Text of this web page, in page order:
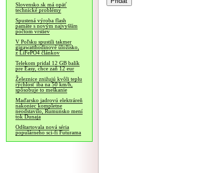
Slovensko.sk má opäť
technické problémy
Spustená výroba flash
pamäte s novým najvyšším
počtom vrstiev
V Poľsku spustili takmer
gigawatthodinové úložisko,
z LiFePO4 článkov
Telekom pridal 12 GB balík
pre Easy, chce zaň 12 eur
Železnice znižujú kvôli teplu
rýchlosť iba na 50 km/h,
spôsobuje to meškanie
Maďarsko jadrovú elektráreň
nakoniec kompletne
neodstavilo, Rumunsko mení
tok Dunaja
Odštartovala nová séria
populárneho sci-fi Futurama